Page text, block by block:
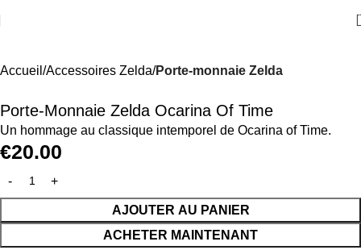
Accueil Accessoires Zelda Porte-monnaie Zelda
Porte-Monnaie Zelda Ocarina Of Time
Un hommage au classique intemporel de Ocarina of Time.
€20.00
AJOUTER AU PANIER
ACHETER MAINTENANT